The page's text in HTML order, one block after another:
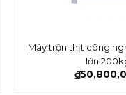
Máy trộn thịt công
lớn
₫